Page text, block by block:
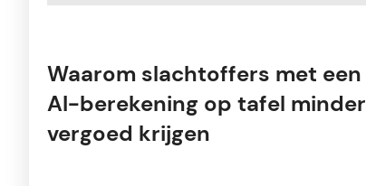
Waarom slachtoffers met een
AI-berekening op tafel minder
vergoed krijgen